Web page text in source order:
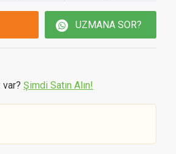
UZMANA SOR?
var? Şimdi Satın Alın!